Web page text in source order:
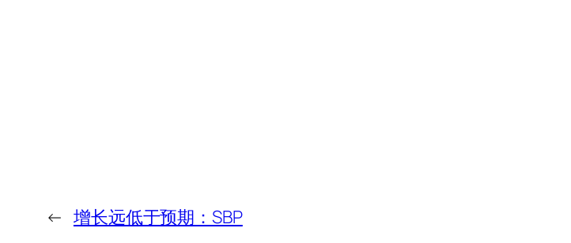
← 增长远低于预期：SBP